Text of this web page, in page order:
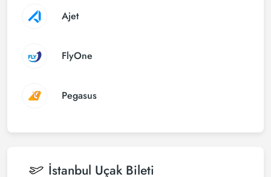
Ajet
FlyOne
Pegasus
İstanbul Uçak Bileti